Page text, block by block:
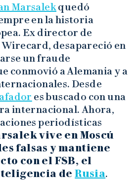
Marsalekquedó
en la historia
Ex director de
desapareció en
un fraude
conmovió a Alemania y a
Desde
es buscado con una
internacional. Ahora,
periodísticas
vive en Moscú
falsas y mantiene
con el FSB, el
deRusia.